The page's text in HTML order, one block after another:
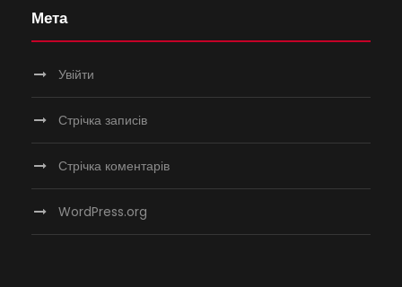
Мета
Увійти
Стрічка записів
Стрічка коментарів
WordPress.org